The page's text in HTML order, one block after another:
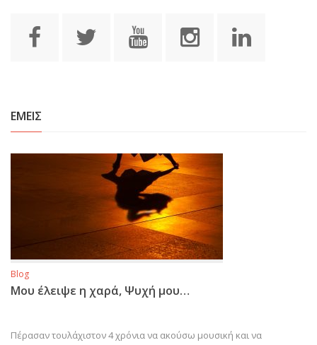
ΕΜΕΙΣ
Blog
Μου έλειψε η χαρά, Ψυχή μου…
Πέρασαν τουλάχιστον 4 χρόνια να ακούσω μουσική και να